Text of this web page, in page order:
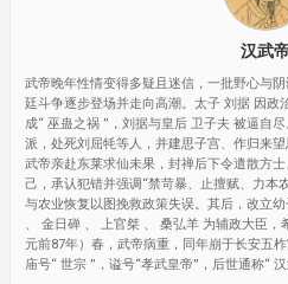
汉武
武帝晚年性情变得多疑且迷信，一批野心与
廷斗争逐步登场并走向高潮。太子 刘据 因政
成“ 巫蛊之祸 ”，刘据与皇后 卫子夫 被逼自
派，处死刘屈牦等人，并建思子宫、作归来
武帝亲赴东莱求仙未果，封禅后下令遣散方
己，承认犯错并强调“禁苛暴、止擅赋、力本
与农业恢复以图挽救政策失误。其后，改立
、 金日䃅 、 上官桀 、 桑弘羊 为辅政大臣
元前87年）春，武帝病重，同年崩于长安五
庙号“ 世宗 ”，谥号“孝武皇帝”，后世通称“ 汉